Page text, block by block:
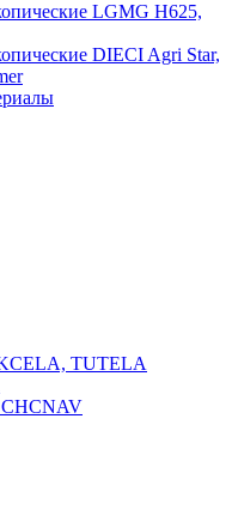
LGMG H625,
DIECI Agri Star,
TUTELA
CHCNAV